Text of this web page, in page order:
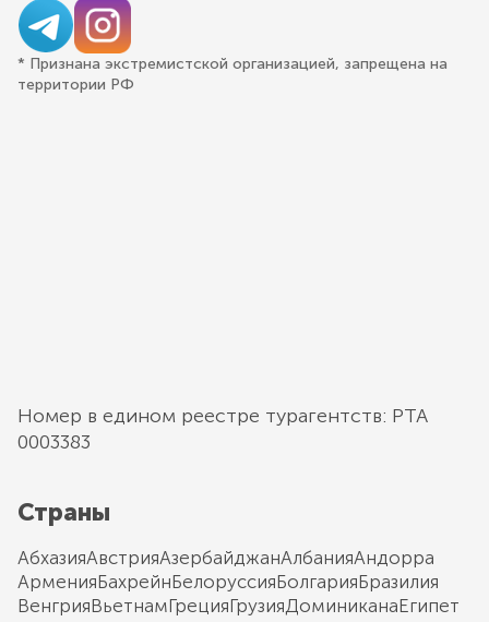
* Признана экстремистской организацией, запрещена на
территории РФ
Номер в едином реестре турагентств: РТА
0003383
Страны
АбхазияАвстрияАзербайджанАлбанияАндорра
АрменияБахрейнБелоруссияБолгарияБразилия
ВенгрияВьетнамГрецияГрузияДоминиканаЕгипет